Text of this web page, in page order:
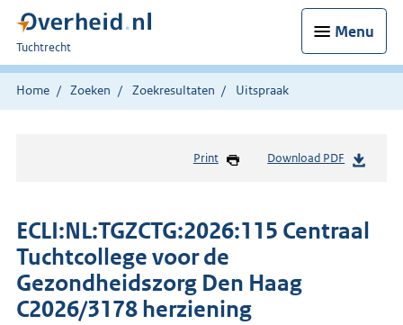
Menu
U
bent
hier:
Tuchtrecht
Home Zoeken Zoekresultaten Uitspraak
Print Download PDF
ECLI:NL:TGZCTG:2026:115 Centraal
Tuchtcollege voor de
Gezondheidszorg Den Haag
C2026/3178 herziening